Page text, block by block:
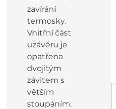
zavírání
termosky.
Vnitřní část
uzávěru je
opatřena
dvojitým
závitem s
větším
stoupáním.